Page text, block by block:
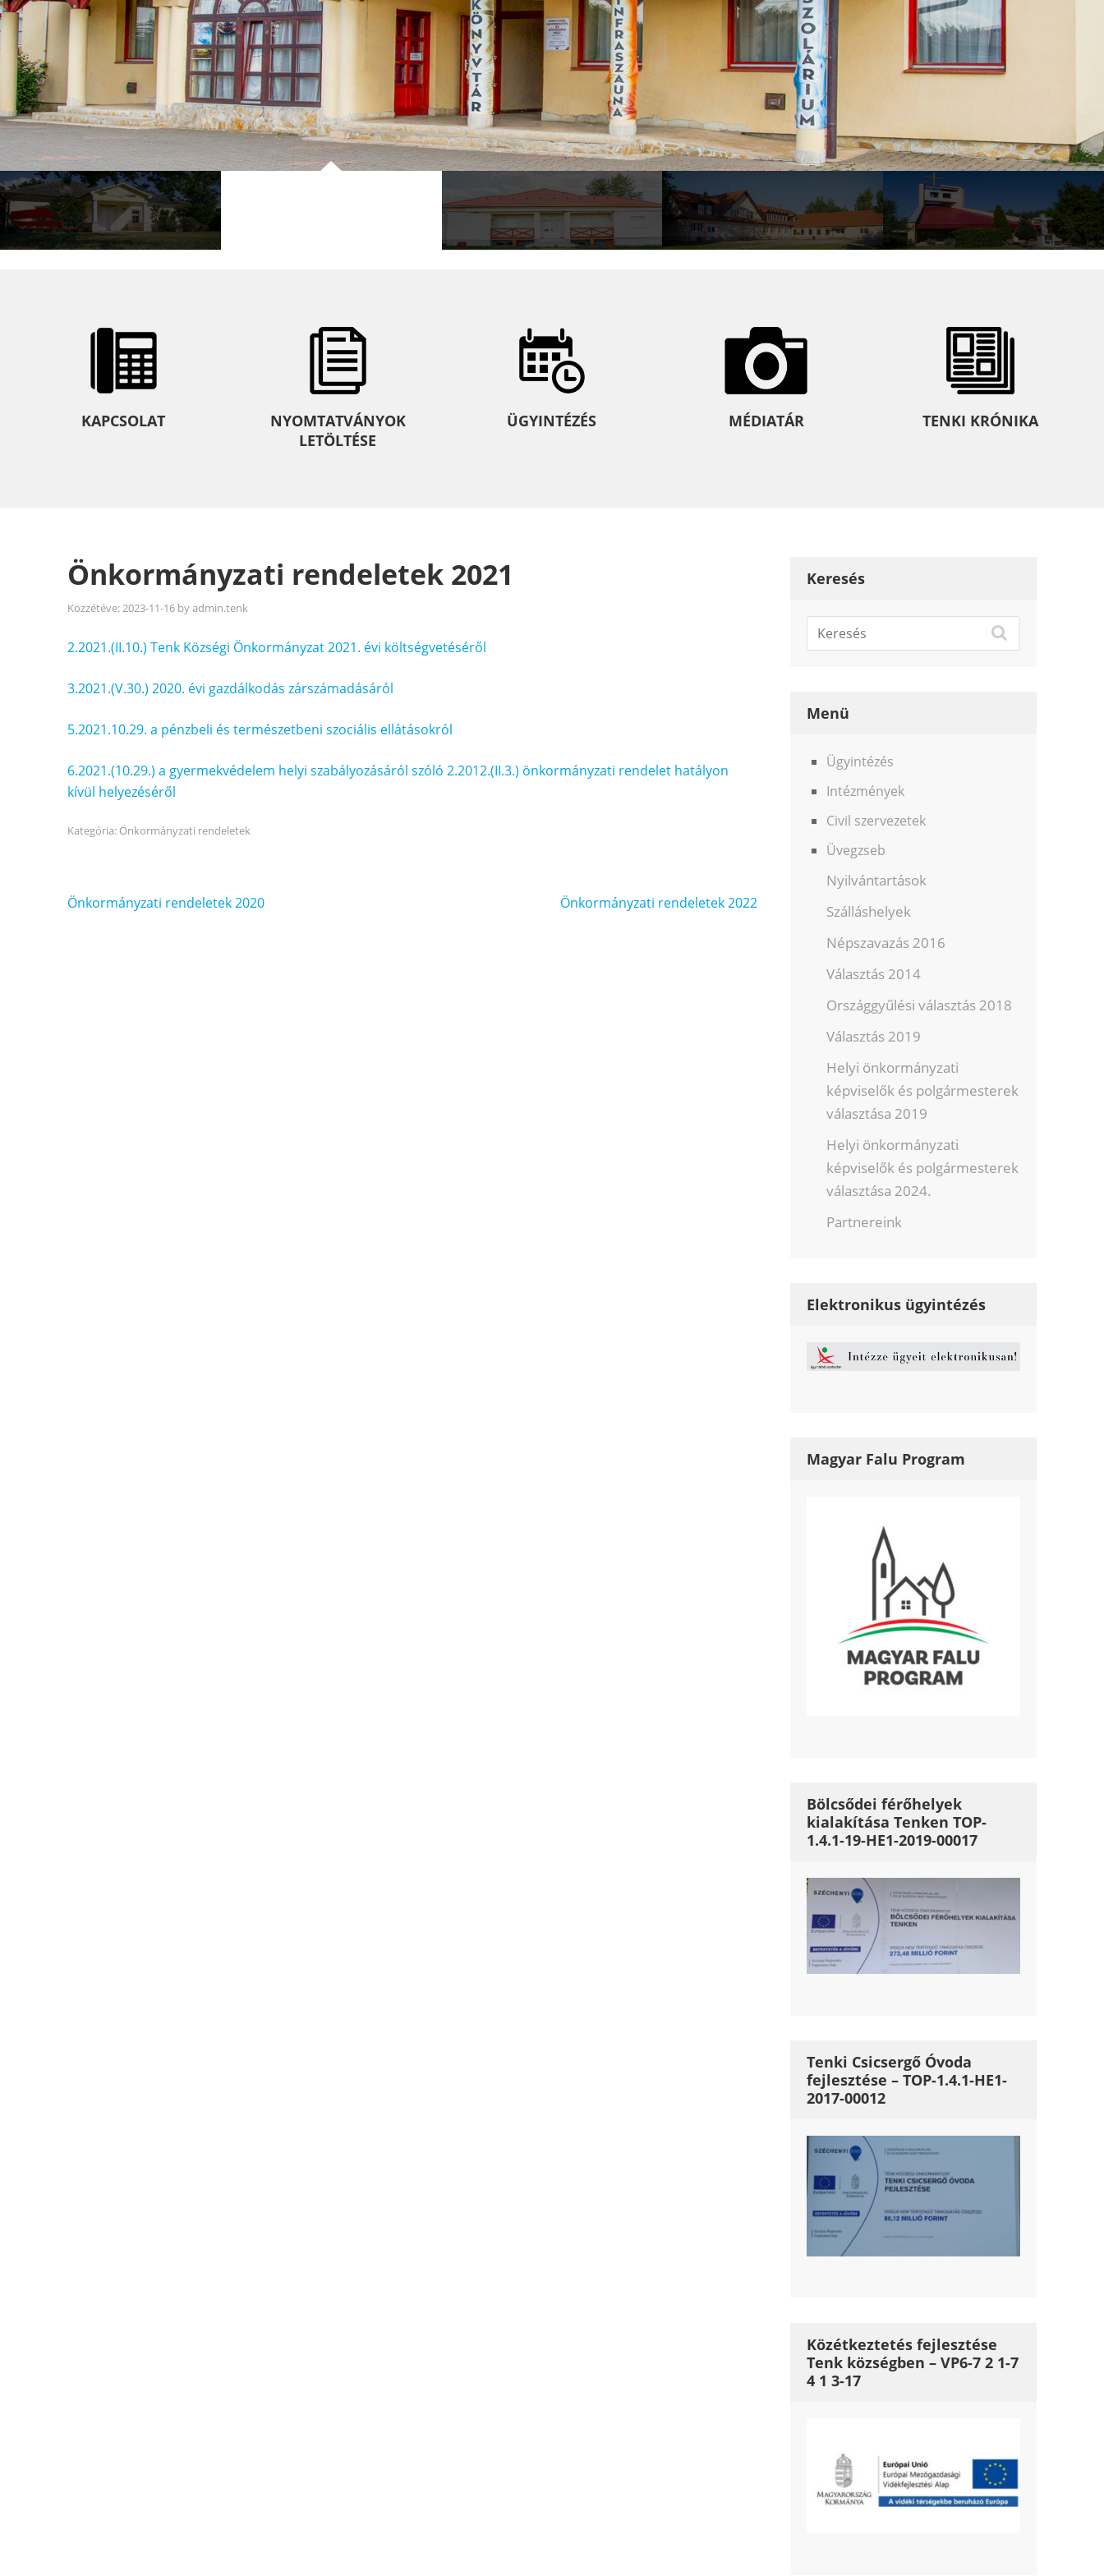
KAPCSOLAT
NYOMTATVÁNYOK
LETÖLTÉSE
ÜGYINTÉZÉS MÉDIATÁR TENKI KRÓNIKA
Önkormányzati rendeletek 2021
Közzétéve:2023-11-16 byadmin.tenk
2.2021.(II.10.) Tenk Községi Önkormányzat 2021. évi költségvetéséről
3.2021.(V.30.) 2020. évi gazdálkodás zárszámadásáról
5.2021.10.29. a pénzbeli és természetbeni szociális ellátásokról
6.2021.(10.29.) a gyermekvédelem helyi szabályozásáról szóló 2.2012.(II.3.) önkormányzati rendelet hatályon
kívül helyezéséről
Kategória: Önkormányzati rendeletek
Bejegyzés
Önkormányzati rendeletek 2020 Önkormányzati rendeletek 2022
Keresés
Menü
Ügyintézés
Intézmények
Civil szervezetek
Üvegzseb
Nyilvántartások
Szálláshelyek
Népszavazás 2016
Választás 2014
Országgyűlési választás 2018
Választás 2019
Helyi önkormányzati
képviselők és polgármesterek
választása 2019
Helyi önkormányzati
képviselők és polgármesterek
választása 2024.
Partnereink
Elektronikus ügyintézés
Magyar Falu Program
Bölcsődei férőhelyek
kialakítása Tenken TOP-
1.4.1-19-HE1-2019-00017
Tenki Csicsergő Óvoda
fejlesztése – TOP-1.4.1-HE1-
2017-00012
Közétkeztetés fejlesztése
Tenk községben – VP6-7 2 1-7
4 1 3-17